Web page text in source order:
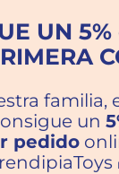
de
UN
familia,
un
pedido